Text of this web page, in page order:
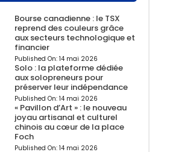
Bourse canadienne : le TSX
reprend des couleurs grâce
aux secteurs technologique et
financier
Published On: 14 mai 2026
Solo : la plateforme dédiée
aux solopreneurs pour
préserver leur indépendance
Published On: 14 mai 2026
« Pavillon d’Art » : le nouveau
joyau artisanal et culturel
chinois au cœur de la place
Foch
Published On: 14 mai 2026